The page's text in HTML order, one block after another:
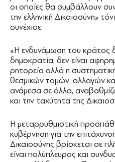
οι οποίες θα συμβάλλουν
την ελληνική Δικαιοσύνη»
συνέχισε:
«Η ενδυνάμωση του κράτος
δημοκρατία, δεν είναι
ρητορεία αλλά η
θεσμικών τομών, αλλαγών
ανάμεσα σε άλλα,
και την ταχύτητα της
Η μεταρρυθμιστική
κυβέρνηση για την
Δικαιοσύνης βρίσκεται σε
είναι πολύπλευρος και